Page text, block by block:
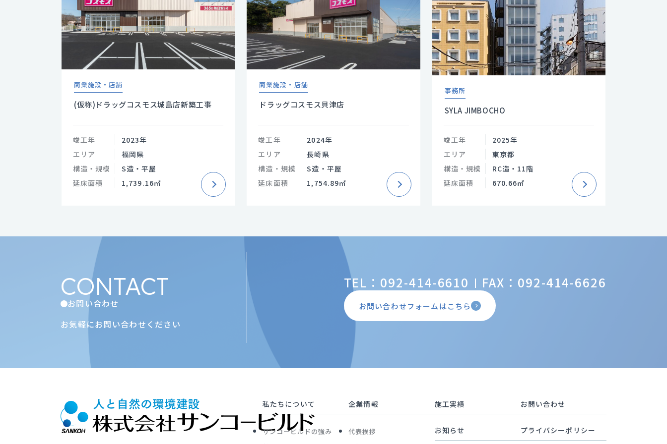
商業施設・店舗
(仮称)ドラッグコスモス城島店新築工事
竣工年
2023年
エリア
福岡県
構造・規模
S造・平屋
延床面積
1,739.16㎡
商業施設・店舗
ドラッグコスモス貝津店
竣工年
2024年
エリア
長崎県
構造・規模
S造・平屋
延床面積
1,754.89㎡
事務所
SYLA JIMBOCHO
竣工年
2025年
エリア
東京都
構造・規模
RC造・11階
延床面積
670.66㎡
CONTACT
お問い合わせ
お気軽にお問い合わせください
TEL：092-414-6610 FAX：092-414-6626
お問い合わせフォームはこちら
私たちについて
サンコービルドの強み
企業情報
代表挨拶
施工実績
お知らせ
お問い合わせ
プライバシーポリシー